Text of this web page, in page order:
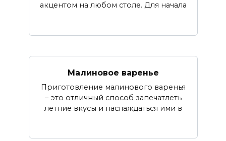
акцентом на любом столе. Для начала
Малиновое варенье
Приготовление малинового варенья
– это отличный способ запечатлеть
летние вкусы и наслаждаться ими в